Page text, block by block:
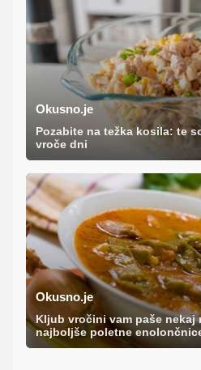
Okusno.je
Pozabite na težka kosila: te
vroče dni
Okusno.je
Kljub vročini vam paše nekaj
najboljše poletne